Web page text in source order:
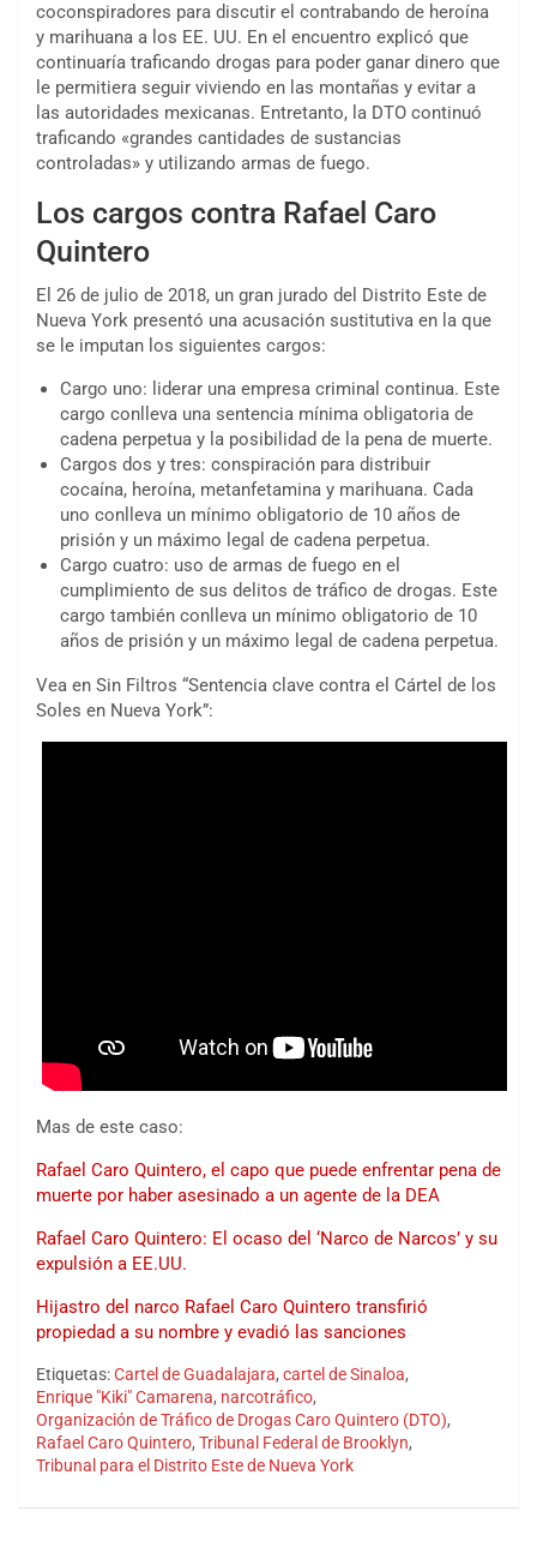
coconspiradores para discutir el contrabando de heroína
y marihuana a los EE. UU. En el encuentro explicó que
continuaría traficando drogas para poder ganar dinero que
le permitiera seguir viviendo en las montañas y evitar a
las autoridades mexicanas. Entretanto, la DTO continuó
traficando «grandes cantidades de sustancias
controladas» y utilizando armas de fuego.
Los cargos contra Rafael Caro
Quintero
El 26 de julio de 2018, un gran jurado del Distrito Este de
Nueva York presentó una acusación sustitutiva en la que
se le imputan los siguientes cargos:
Cargo uno: liderar una empresa criminal continua. Este
cargo conlleva una sentencia mínima obligatoria de
cadena perpetua y la posibilidad de la pena de muerte.
Cargos dos y tres: conspiración para distribuir
cocaína, heroína, metanfetamina y marihuana. Cada
uno conlleva un mínimo obligatorio de 10 años de
prisión y un máximo legal de cadena perpetua.
Cargo cuatro: uso de armas de fuego en el
cumplimiento de sus delitos de tráfico de drogas. Este
cargo también conlleva un mínimo obligatorio de 10
años de prisión y un máximo legal de cadena perpetua.
Vea en Sin Filtros “Sentencia clave contra el Cártel de los
Soles en Nueva York”:
Mas de este caso:
Rafael Caro Quintero, el capo que puede enfrentar pena de
muerte por haber asesinado a un agente de la DEA
Rafael Caro Quintero: El ocaso del ‘Narco de Narcos’ y su
expulsión a EE.UU.
Hijastro del narco Rafael Caro Quintero transfirió
propiedad a su nombre y evadió las sanciones
Etiquetas:Cartel de Guadalajara, cartel de Sinaloa,
Enrique "Kiki" Camarena, narcotráfico,
Organización de Tráfico de Drogas Caro Quintero (DTO),
Rafael Caro Quintero, Tribunal Federal de Brooklyn,
Tribunal para el Distrito Este de Nueva York